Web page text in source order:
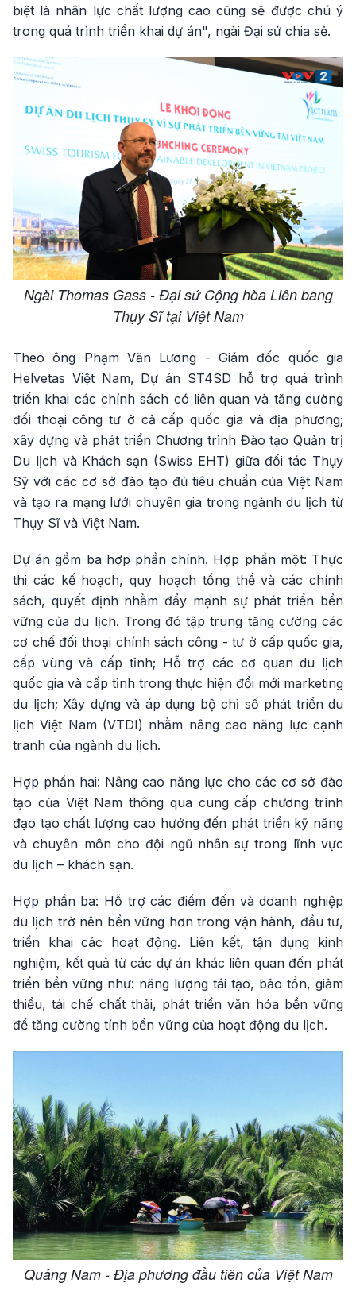
biệt là nhân lực chất lượng cao cũng sẽ được chú ý
trong quá trình triển khai dự án", ngài Đại sứ chia sẻ.
Ngài Thomas Gass - Đại sứ Cộng hòa Liên bang
Thụy Sĩ tại Việt Nam
Theo ông Phạm Văn Lương - Giám đốc quốc gia
Helvetas Việt Nam, Dự án ST4SD hỗ trợ quá trình
triển khai các chính sách có liên quan và tăng cường
đối thoại công tư ở cả cấp quốc gia và địa phương;
xây dựng và phát triển Chương trình Đào tạo Quản trị
Du lịch và Khách sạn (Swiss EHT) giữa đối tác Thụy
Sỹ với các cơ sở đào tạo đủ tiêu chuẩn của Việt Nam
và tạo ra mạng lưới chuyên gia trong ngành du lịch từ
Thụy Sĩ và Việt Nam.
Dự án gồm ba hợp phần chính. Hợp phần một: Thực
thi các kế hoạch, quy hoạch tổng thể và các chính
sách, quyết định nhằm đẩy mạnh sự phát triển bền
vững của du lịch. Trong đó tập trung tăng cường các
cơ chế đối thoại chính sách công - tư ở cấp quốc gia,
cấp vùng và cấp tỉnh; Hỗ trợ các cơ quan du lịch
quốc gia và cấp tỉnh trong thực hiện đổi mới marketing
du lịch; Xây dựng và áp dụng bộ chỉ số phát triển du
lịch Việt Nam (VTDI) nhằm nâng cao năng lực cạnh
tranh của ngành du lịch.
Hợp phần hai: Nâng cao năng lực cho các cơ sở đào
tạo của Việt Nam thông qua cung cấp chương trình
đạo tạo chất lượng cao hướng đến phát triển kỹ năng
và chuyên môn cho đội ngũ nhân sự trong lĩnh vực
du lịch – khách sạn.
Hợp phần ba: Hỗ trợ các điểm đến và doanh nghiệp
du lịch trở nên bền vững hơn trong vận hành, đầu tư,
triển khai các hoạt động. Liên kết, tận dụng kinh
nghiệm, kết quả từ các dự án khác liên quan đến phát
triển bền vững như: năng lượng tái tạo, bảo tồn, giảm
thiểu, tái chế chất thải, phát triển văn hóa bền vững
để tăng cường tính bền vững của hoạt động du lịch.
Quảng Nam - Địa phương đầu tiên của Việt Nam